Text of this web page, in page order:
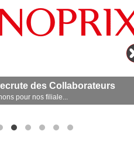
des Collaborateurs
pour nos filiale...